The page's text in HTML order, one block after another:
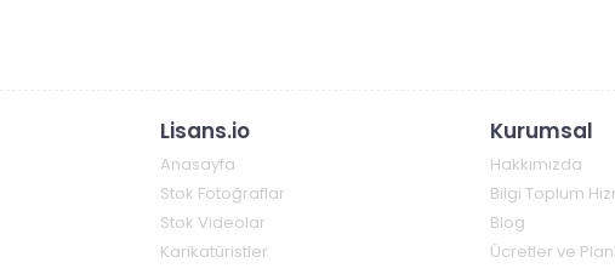
Lisans.io
Anasayfa
Stok Fotoğraflar
Stok Videolar
Karikatüristler
Kurumsal
Hakkımızda
Bilgi Toplum
Blog
Ücretler ve